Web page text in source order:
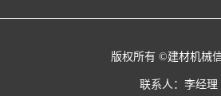
版权所有 ©建材机械
联系人：李经理